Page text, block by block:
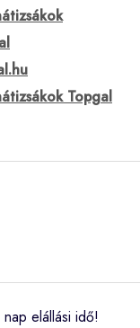
Topgal
elállási idő!